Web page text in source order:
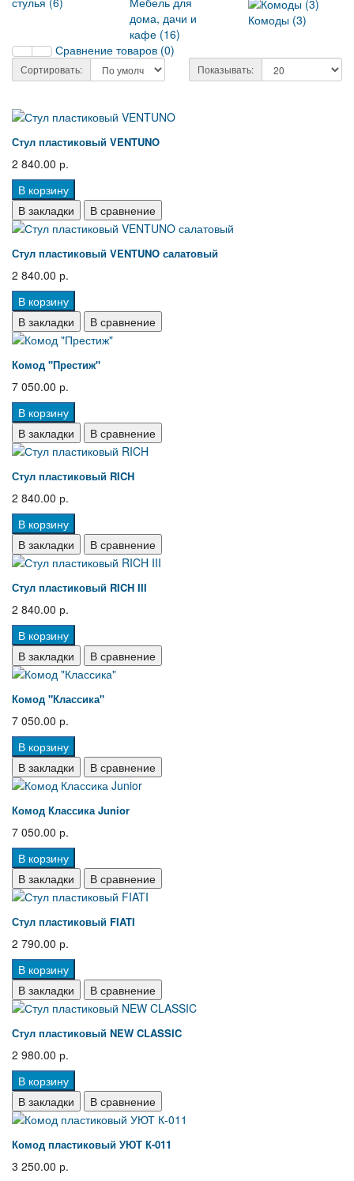
дома, дачи и
кафе (16)
Комоды (3)
Сравнение товаров (0)
Сортировать: Показывать:
Стул пластиковый VENTUNO
2 840.00 р.
В корзину
В закладки
В сравнение
Стул пластиковый VENTUNO салатовый
2 840.00 р.
В корзину
В закладки
В сравнение
Комод "Престиж"
7 050.00 р.
В корзину
В закладки
В сравнение
Стул пластиковый RICH
2 840.00 р.
В корзину
В закладки
В сравнение
Стул пластиковый RICH III
2 840.00 р.
В корзину
В закладки
В сравнение
Комод "Классика"
7 050.00 р.
В корзину
В закладки
В сравнение
Комод Классика Junior
7 050.00 р.
В корзину
В закладки
В сравнение
Стул пластиковый FIATI
2 790.00 р.
В корзину
В закладки
В сравнение
Стул пластиковый NEW CLASSIC
2 980.00 р.
В корзину
В закладки
В сравнение
Комод пластиковый УЮТ К-011
3 250.00 р.